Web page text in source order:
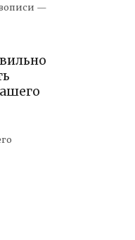
—